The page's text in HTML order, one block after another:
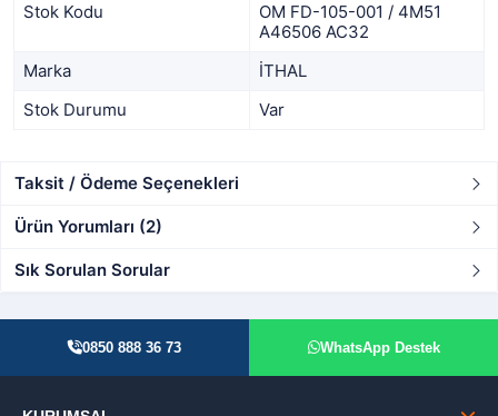
Stok Kodu
OM FD-105-001 / 4M51
A46506 AC32
Marka
İTHAL
Stok Durumu
Var
Taksit / Ödeme Seçenekleri
Ürün Yorumları (2)
Sık Sorulan Sorular
0850 888 36 73 WhatsApp Destek